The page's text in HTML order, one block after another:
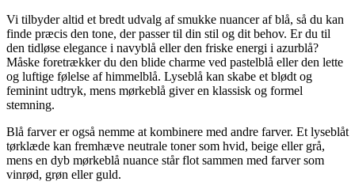
Vi tilbyder altid et bredt udvalg af smukke nuancer af blå, så du kan
finde præcis den tone, der passer til din stil og dit behov. Er du til
den tidløse elegance i navyblå eller den friske energi i azurblå?
Måske foretrækker du den blide charme ved pastelblå eller den lette
og luftige følelse af himmelblå. Lyseblå kan skabe et blødt og
feminint udtryk, mens mørkeblå giver en klassisk og formel
stemning.
Blå farver er også nemme at kombinere med andre farver. Et lyseblåt
tørklæde kan fremhæve neutrale toner som hvid, beige eller grå,
mens en dyb mørkeblå nuance står flot sammen med farver som
vinrød, grøn eller guld.